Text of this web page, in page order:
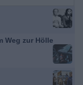
Weg zur Hölle